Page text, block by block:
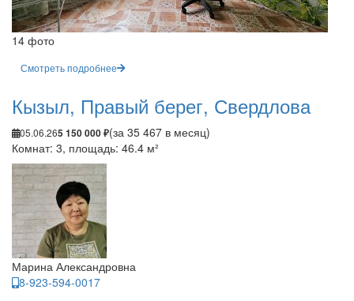
14 фото
Смотреть подробнее
Кызыл, Правый берег, Свердлова
05.06.265 150 000 ₽(за 35 467 в месяц)
Комнат: 3, площадь: 46.4 м²
Марина Александровна
8-923-594-0017